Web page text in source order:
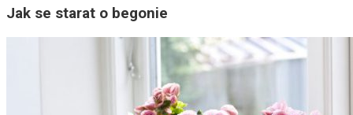
Jak se starat o begonie